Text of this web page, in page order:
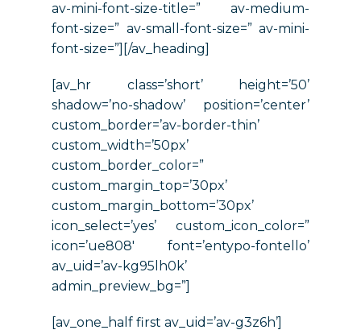
av-mini-font-size-title=” av-medium-
font-size=” av-small-font-size=” av-mini-
font-size=”][/av_heading]
[av_hr class=’short’ height=’50’
shadow=’no-shadow’ position=’center’
custom_border=’av-border-thin’
custom_width=’50px’
custom_border_color=”
custom_margin_top=’30px’
custom_margin_bottom=’30px’
icon_select=’yes’ custom_icon_color=”
icon=’ue808′ font=’entypo-fontello’
av_uid=’av-kg95lh0k’
admin_preview_bg=”]
[av_one_half first av_uid=’av-g3z6h’]